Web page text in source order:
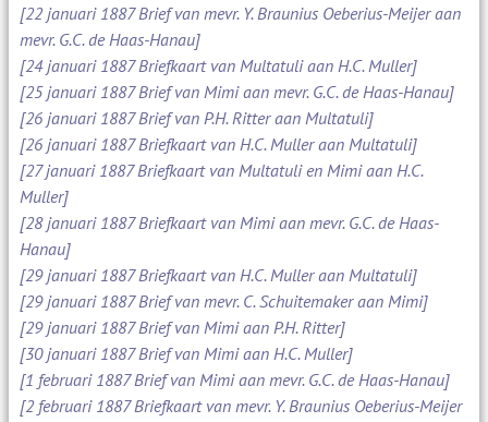
[22 januari 1887 Brief van mevr. Y. Braunius Oeberius-Meijer aan
mevr. G.C. de Haas-Hanau]
[24 januari 1887 Briefkaart van Multatuli aan H.C. Muller]
[25 januari 1887 Brief van Mimi aan mevr. G.C. de Haas-Hanau]
[26 januari 1887 Brief van P.H. Ritter aan Multatuli]
[26 januari 1887 Briefkaart van H.C. Muller aan Multatuli]
[27 januari 1887 Briefkaart van Multatuli en Mimi aan H.C.
Muller]
[28 januari 1887 Briefkaart van Mimi aan mevr. G.C. de Haas-
Hanau]
[29 januari 1887 Briefkaart van H.C. Muller aan Multatuli]
[29 januari 1887 Brief van mevr. C. Schuitemaker aan Mimi]
[29 januari 1887 Brief van Mimi aan P.H. Ritter]
[30 januari 1887 Brief van Mimi aan H.C. Muller]
[1 februari 1887 Brief van Mimi aan mevr. G.C. de Haas-Hanau]
[2 februari 1887 Briefkaart van mevr. Y. Braunius Oeberius-Meijer